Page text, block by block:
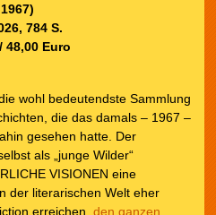
784 S.
48,00 Euro
wohl bedeutendste Sammlung
die das damals – 1967 –
gesehen hatte. Der
als „junge Wilder“
VISIONEN eine
der literarischen Welt eher
erreichen. den ganzen